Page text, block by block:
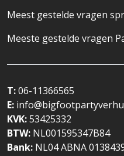
Meest gestelde vragen
Meeste gestelde vragen
T:06-11366565
E:
KVK:53425332
BTW: NL001595347B84
Bank: NL04 ABNA